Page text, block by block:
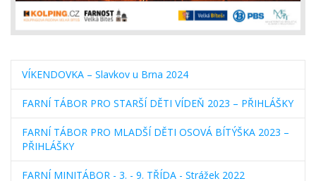
VÍKENDOVKA – Slavkov u Brna 2024
FARNÍ TÁBOR PRO STARŠÍ DĚTI VÍDEŇ 2023 – PŘIHLÁŠKY
FARNÍ TÁBOR PRO MLADŠÍ DĚTI OSOVÁ BÍTÝŠKA 2023 –
PŘIHLÁŠKY
FARNÍ MINITÁBOR - 3. - 9. TŘÍDA - Strážek 2022